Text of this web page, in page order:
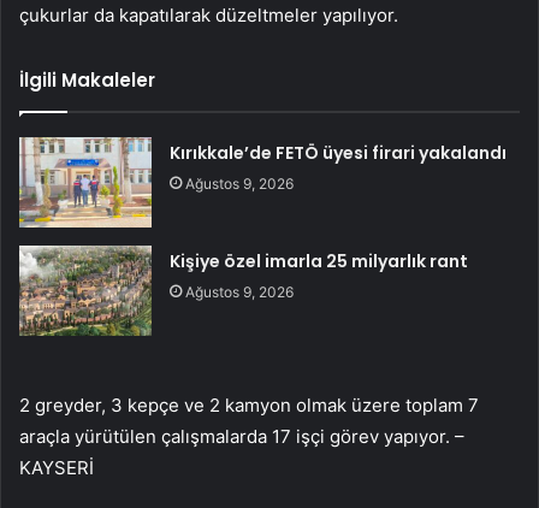
çukurlar da kapatılarak düzeltmeler yapılıyor.
İlgili Makaleler
Kırıkkale’de FETÖ üyesi firari yakalandı
Ağustos 9, 2026
Kişiye özel imarla 25 milyarlık rant
Ağustos 9, 2026
2 greyder, 3 kepçe ve 2 kamyon olmak üzere toplam 7
araçla yürütülen çalışmalarda 17 işçi görev yapıyor. –
KAYSERİ